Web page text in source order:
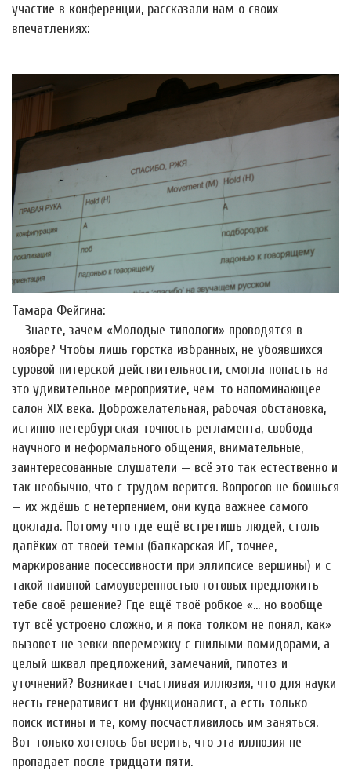
участие в конференции, рассказали нам о своих
впечатлениях:
Тамара Фейгина:
— Знаете, зачем «Молодые типологи» проводятся в
ноябре? Чтобы лишь горстка избранных, не убоявшихся
суровой питерской действительности, смогла попасть на
это удивительное мероприятие, чем-то напоминающее
салон XIX века. Доброжелательная, рабочая обстановка,
истинно петербургская точность регламента, свобода
научного и неформального общения, внимательные,
заинтересованные слушатели — всё это так естественно и
так необычно, что с трудом верится. Вопросов не боишься
— их ждёшь с нетерпением, они куда важнее самого
доклада. Потому что где ещё встретишь людей, столь
далёких от твоей темы (балкарская ИГ, точнее,
маркирование посессивности при эллипсисе вершины) и с
такой наивной самоуверенностью готовых предложить
тебе своё решение? Где ещё твоё робкое «… но вообще
тут всё устроено сложно, и я пока толком не понял, как»
вызовет не зевки вперемежку с гнилыми помидорами, а
целый шквал предложений, замечаний, гипотез и
уточнений? Возникает счастливая иллюзия, что для науки
несть генеративист ни функционалист, а есть только
поиск истины и те, кому посчастливилось им заняться.
Вот только хотелось бы верить, что эта иллюзия не
пропадает после тридцати пяти.